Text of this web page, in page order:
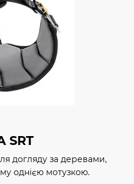
SRT
догляду за деревами,
однією мотузкою.